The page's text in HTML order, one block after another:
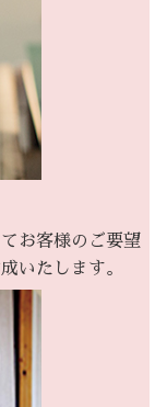
お客様のご要望
いたします。